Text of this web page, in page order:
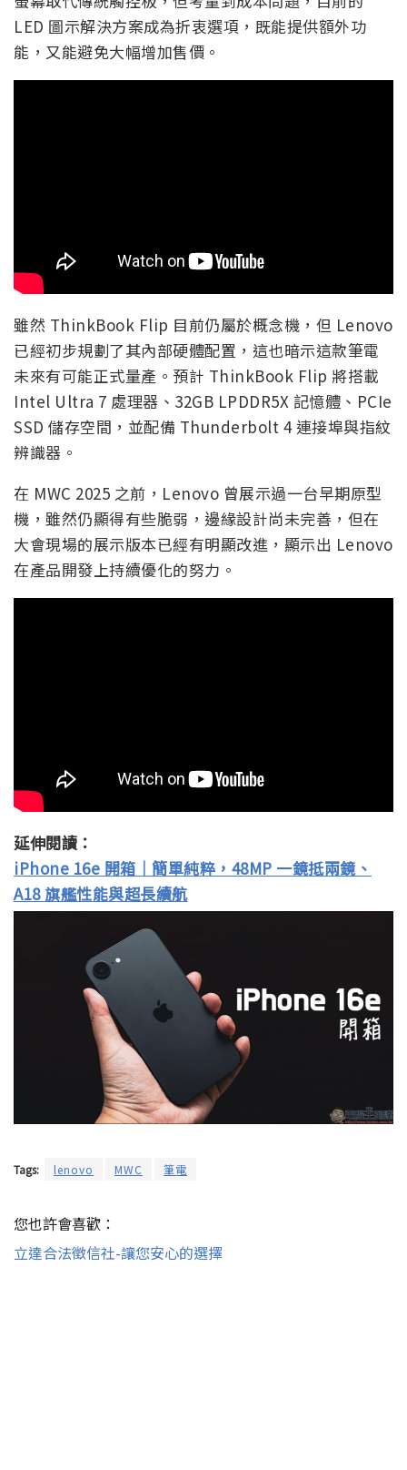
LED 圖示解決方案成為折衷選項，既能提供額外功
能，又能避免大幅增加售價。
雖然 ThinkBook Flip 目前仍屬於概念機，但 Lenovo
已經初步規劃了其內部硬體配置，這也暗示這款筆電
未來有可能正式量產。預計 ThinkBook Flip 將搭載
Intel Ultra 7 處理器、32GB LPDDR5X 記憶體、PCIe
SSD 儲存空間，並配備 Thunderbolt 4 連接埠與指紋
辨識器。
在 MWC 2025 之前，Lenovo 曾展示過一台早期原型
機，雖然仍顯得有些脆弱，邊緣設計尚未完善，但在
大會現場的展示版本已經有明顯改進，顯示出 Lenovo
在產品開發上持續優化的努力。
延伸閱讀：
iPhone 16e 開箱｜簡單純粹，48MP 一鏡抵兩鏡、
A18 旗艦性能與超長續航
Tags: lenovo MWC 筆電
您也許會喜歡：
立達合法徵信社-讓您安心的選擇